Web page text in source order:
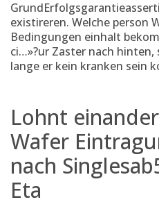
existireren. Welche person
Bedingungen einhalt
ci…»?ur Zaster nach hinten,
lange er kein kranken sein
Lohnt einander
Wafer
nach
Eta